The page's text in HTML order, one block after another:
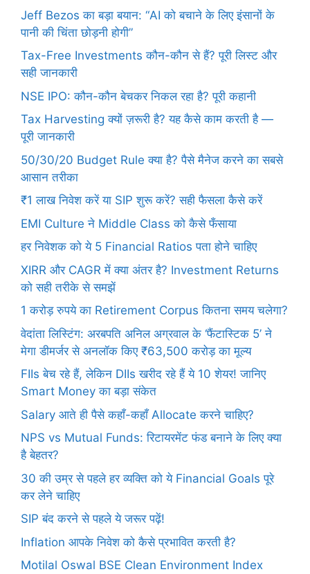
Jeff Bezos का बड़ा बयान: “AI को बचाने के लिए इंसानों के
पानी की चिंता छोड़नी होगी”
Tax-Free Investments कौन-कौन से हैं? पूरी लिस्ट और
सही जानकारी
NSE IPO: कौन-कौन बेचकर निकल रहा है? पूरी कहानी
Tax Harvesting क्यों ज़रूरी है? यह कैसे काम करती है —
पूरी जानकारी
50/30/20 Budget Rule क्या है? पैसे मैनेज करने का सबसे
आसान तरीका
₹1 लाख निवेश करें या SIP शुरू करें? सही फैसला कैसे करें
EMI Culture ने Middle Class को कैसे फँसाया
हर निवेशक को ये 5 Financial Ratios पता होने चाहिए
XIRR और CAGR में क्या अंतर है? Investment Returns
को सही तरीके से समझें
1 करोड़ रुपये का Retirement Corpus कितना समय चलेगा?
वेदांता लिस्टिंग: अरबपति अनिल अग्रवाल के ‘फैंटास्टिक 5’ ने
मेगा डीमर्जर से अनलॉक किए ₹63,500 करोड़ का मूल्य
FIIs बेच रहे हैं, लेकिन DIIs खरीद रहे हैं ये 10 शेयर! जानिए
Smart Money का बड़ा संकेत
Salary आते ही पैसे कहाँ-कहाँ Allocate करने चाहिए?
NPS vs Mutual Funds: रिटायरमेंट फंड बनाने के लिए क्या
है बेहतर?
30 की उम्र से पहले हर व्यक्ति को ये Financial Goals पूरे
कर लेने चाहिए
SIP बंद करने से पहले ये जरूर पढ़ें!
Inflation आपके निवेश को कैसे प्रभावित करती है?
Motilal Oswal BSE Clean Environment Index